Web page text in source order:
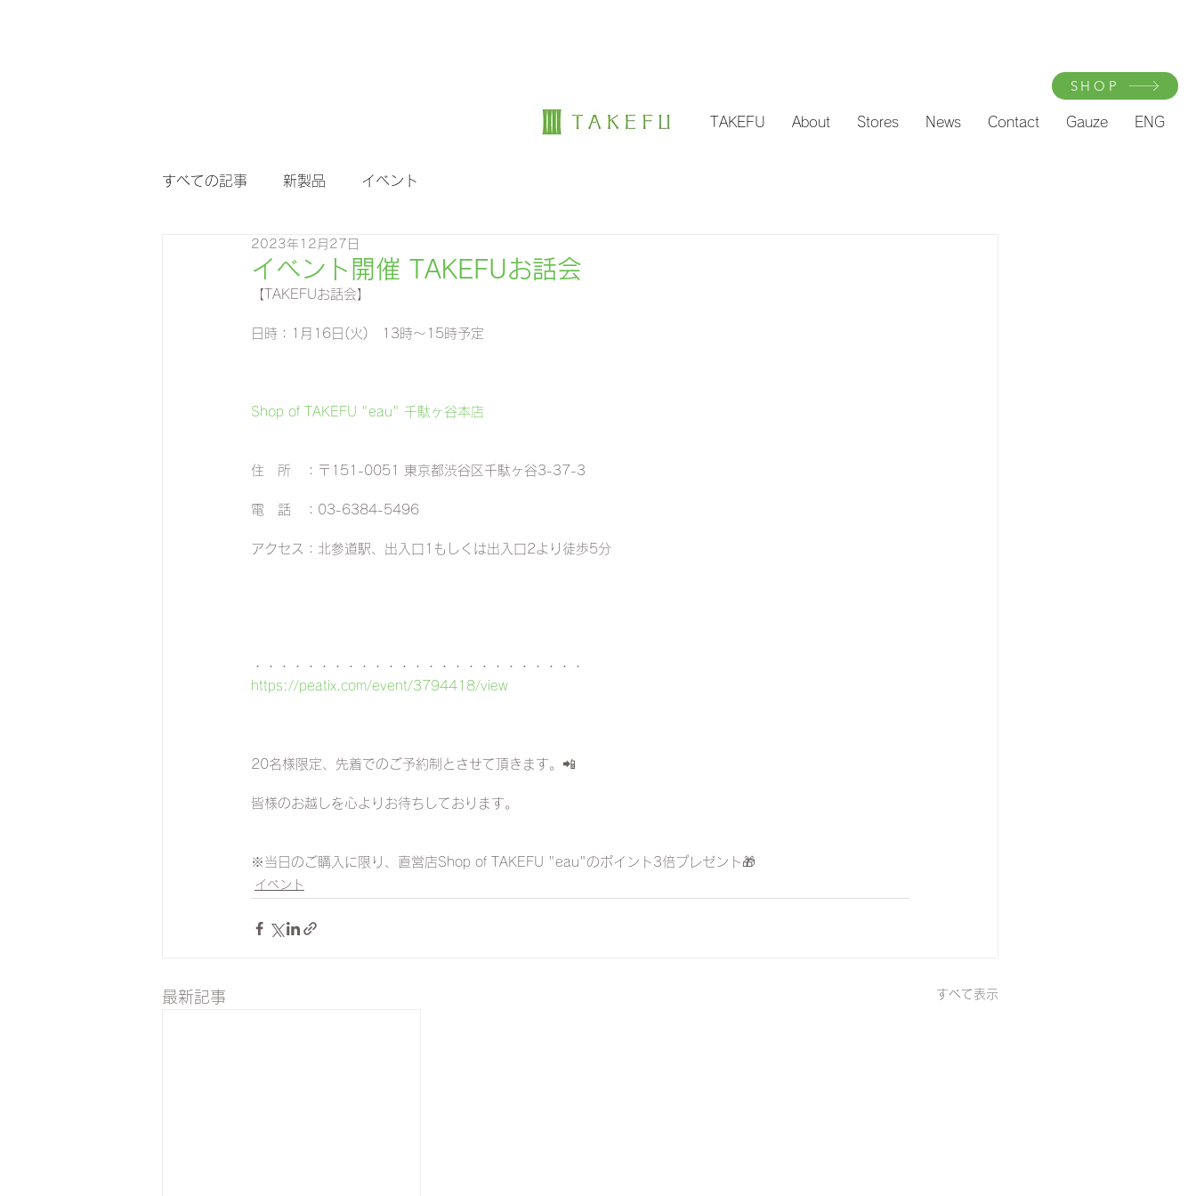
SHOP
TAKEFU About Stores News Contact Gauze ENG
すべての記事 新製品 イベント
イベント開催 TAKEFUお話会
2023年12月27日
【TAKEFUお話会】
日時：1月16日(火)　13時～15時予定
Shop of TAKEFU "eau" 千駄ヶ谷本店
住　所　：〒151-0051 東京都渋谷区千駄ヶ谷3-37-3
電　話　：03-6384-5496
アクセス：北参道駅、出入口1もしくは出入口2より徒歩5分
・・・・・・・・・・・・・・・・・・・・・・・・・
https://peatix.com/event/3794418/view
20名様限定、先着でのご予約制とさせて頂きます。📲
皆様のお越しを心よりお待ちしております。
※当日のご購入に限り、直営店Shop of TAKEFU "eau"のポイント3倍プレゼント🎁
イベント
最新記事 すべて表示